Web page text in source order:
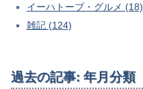
イーハトーブ・グルメ (18)
雑記 (124)
過去の記事: 年月分類